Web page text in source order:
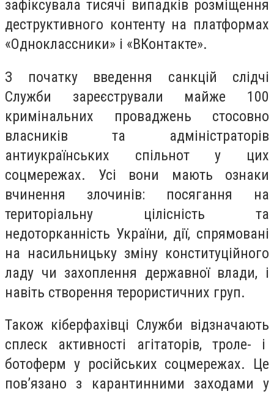
зафіксувала тисячі випадків розміщення
деструктивного контенту на платформах
«Одноклассники» і «ВКонтакте».
З початку введення санкцій слідчі
Служби зареєстрували майже 100
кримінальних проваджень стосовно
власників та адміністраторів
антиукраїнських спільнот у цих
соцмережах. Усі вони мають ознаки
вчинення злочинів: посягання на
територіальну цілісність та
недоторканність України, дії, спрямовані
на насильницьку зміну конституційного
ладу чи захоплення державної влади, і
навіть створення терористичних груп.
Також кіберфахівці Служби відзначають
сплеск активності агітаторів, троле- і
ботоферм у російських соцмережах. Це
пов’язано з карантинними заходами у